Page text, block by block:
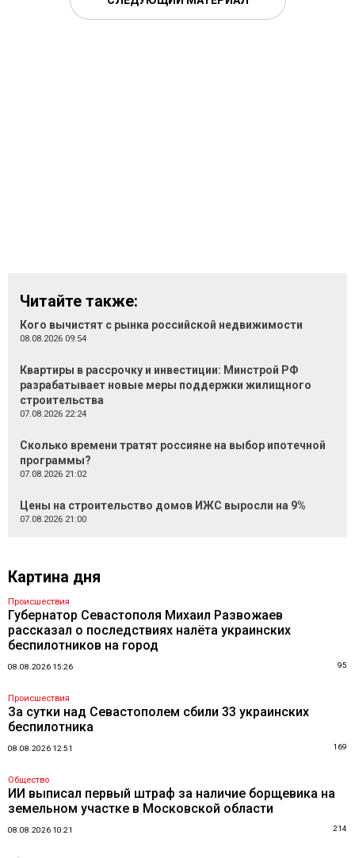
Читайте также:
Кого вычистят с рынка российской недвижимости
08.08.2026 09:54
Квартиры в рассрочку и инвестиции: Минстрой РФ
разрабатывает новые меры поддержки жилищного
строительства
07.08.2026 22:24
Сколько времени тратят россияне на выбор ипотечной
программы?
07.08.2026 21:02
Цены на строительство домов ИЖС выросли на 9%
07.08.2026 21:00
Картина дня
Происшествия
Губернатор Севастополя Михаил Развожаев
рассказал о последствиях налёта украинских
беспилотников на город
08.08.2026 15:26 95
Происшествия
За сутки над Севастополем сбили 33 украинских
беспилотника
08.08.2026 12:51 169
Общество
ИИ выписал первый штраф за наличие борщевика на
земельном участке в Московской области
08.08.2026 10:21 214